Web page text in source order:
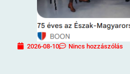
2026-08-10 Nincs hozzászólás